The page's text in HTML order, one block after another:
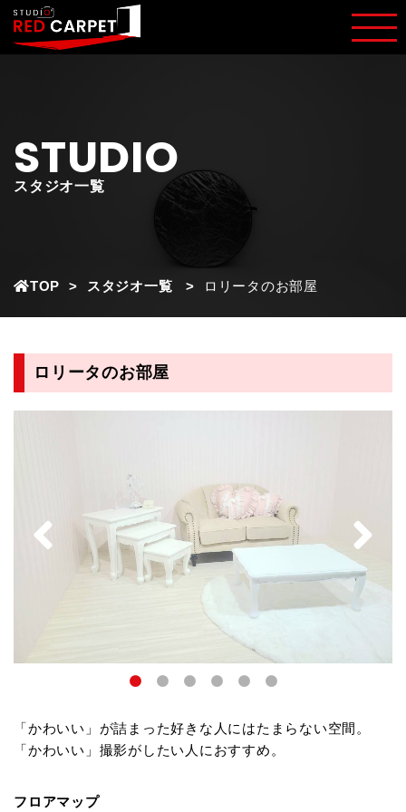
STUDIO
スタジオ一覧
TOP スタジオ一覧 ロリータのお部屋
ロリータのお部屋
「かわいい」が詰まった好きな人にはたまらない空間。
「かわいい」撮影がしたい人におすすめ。
フロアマップ